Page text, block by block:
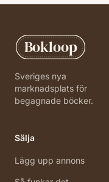
Bokloop
Sveriges nya
marknadsplats för
begagnade böcker.
Sälja
Lägg upp annons